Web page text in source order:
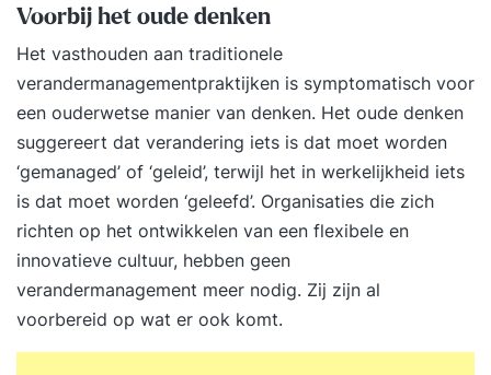
Voorbij het oude denken
Het vasthouden aan traditionele
verandermanagementpraktijken is symptomatisch voor
een ouderwetse manier van denken. Het oude denken
suggereert dat verandering iets is dat moet worden
‘gemanaged’ of ‘geleid’, terwijl het in werkelijkheid iets
is dat moet worden ‘geleefd’. Organisaties die zich
richten op het ontwikkelen van een flexibele en
innovatieve cultuur, hebben geen
verandermanagement meer nodig. Zij zijn al
voorbereid op wat er ook komt.